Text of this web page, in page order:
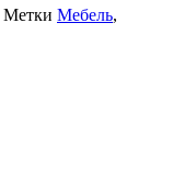
Метки Мебель,